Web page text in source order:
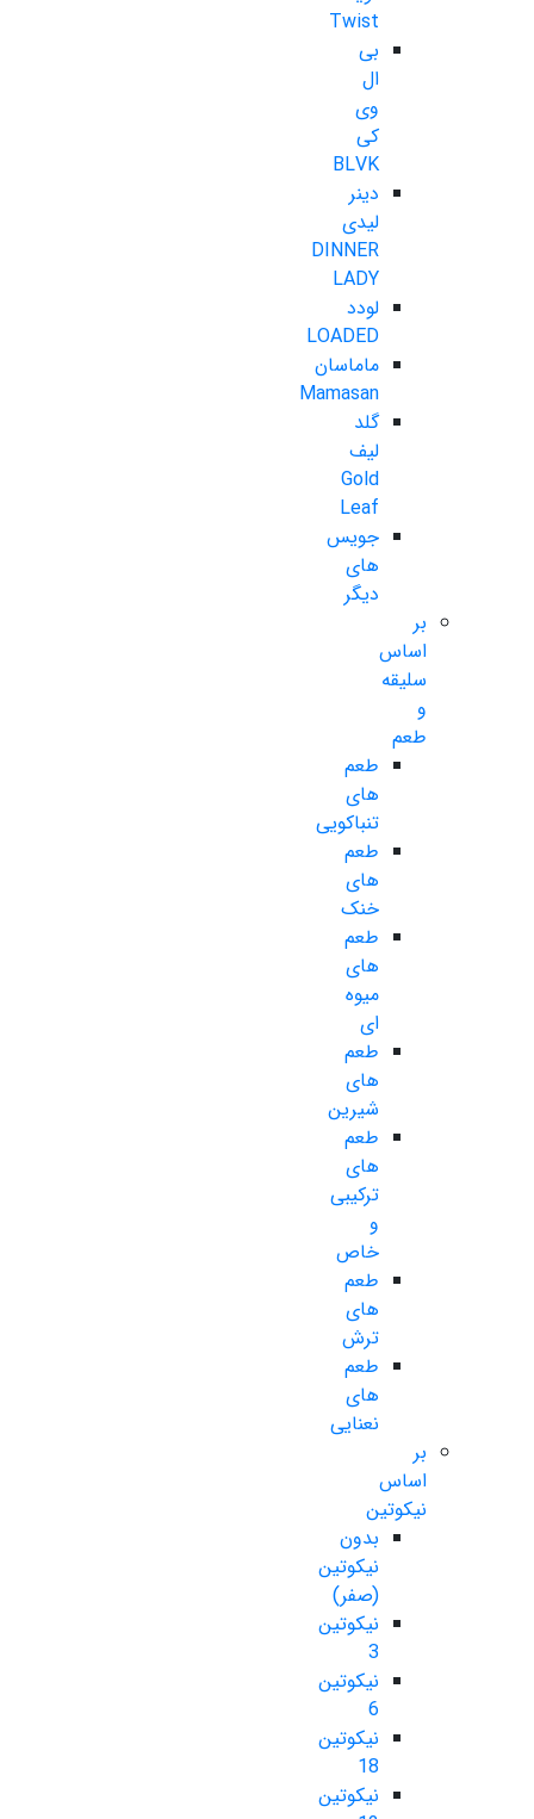
Twist
بی
ال
وی
کی
BLVK
دینر
لیدی
DINNER
LADY
لودد
LOADED
ماماسان
Mamasan
گلد
لیف
Gold
Leaf
جویس
های
دیگر
بر
اساس
سلیقه
و
طعم
طعم
های
تنباکویی
طعم
های
خنک
طعم
های
میوه
ای
طعم
های
شیرین
طعم
های
ترکیبی
و
خاص
طعم
های
ترش
طعم
های
نعنایی
بر
اساس
نیکوتین
بدون
نیکوتین
(صفر)
نیکوتین
3
نیکوتین
6
نیکوتین
18
نیکوتین